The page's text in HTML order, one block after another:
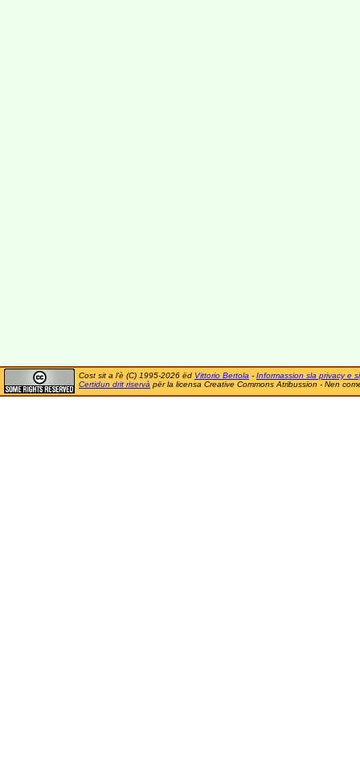
Cost sit a l'è (C) 1995-2026 ëd Vittorio Bertola - Informassion sla privacy e
Certidun drit riservà për la licensa Creative Commons Atribussion - Nen